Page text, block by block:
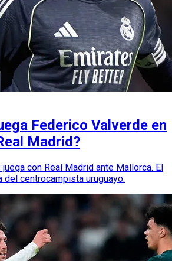
Federico Valverde en
Madrid?
con Real Madrid ante Mallorca. El
del centrocampista uruguayo.